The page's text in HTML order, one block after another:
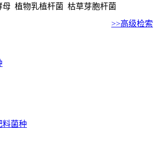
母 植物乳植杆菌 枯草芽胞杆菌
>>高级检索
料菌种